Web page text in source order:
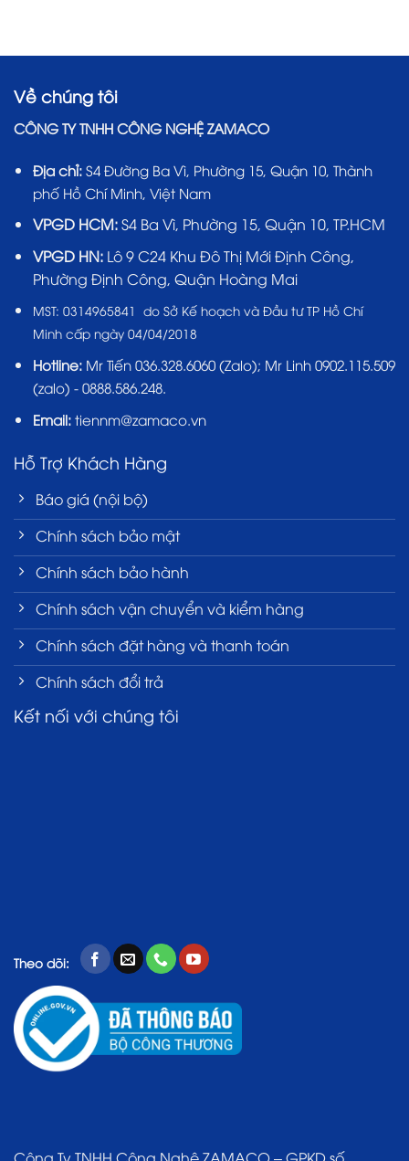
Về chúng tôi
CÔNG TY TNHH CÔNG NGHỆ ZAMACO
Địa chỉ: S4 Đường Ba Vì, Phường 15, Quận 10, Thành
phố Hồ Chí Minh, Việt Nam
VPGD HCM:S4 Ba Vì, Phường 15, Quận 10, TP.HCM
VPGD HN:Lô 9 C24 Khu Đô Thị Mới Định Công,
Phường Định Công, Quận Hoàng Mai
MST: 0314965841 do Sở Kế hoạch và Đầu tư TP Hồ Chí
Minh cấp ngày 04/04/2018
Hotline: Mr Tiến 036.328.6060(Zalo); Mr Linh 0902.115.509
(zalo) - 0888.586.248.
Email:tiennm@zamaco.vn
Hỗ Trợ Khách Hàng
Báo giá (nội bộ)
Chính sách bảo mật
Chính sách bảo hành
Chính sách vận chuyển và kiểm hàng
Chính sách đặt hàng và thanh toán
Chính sách đổi trả
Kết nối với chúng tôi
Theo dõi: